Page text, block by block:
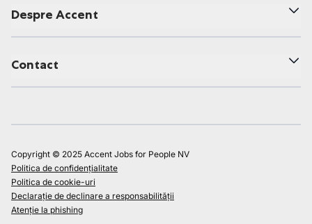
Despre Accent
Contact
Copyright © 2025 Accent Jobs for People NV
Politica de confidențialitate
Politica de cookie-uri
Declarație de declinare a responsabilității
Atenție la phishing